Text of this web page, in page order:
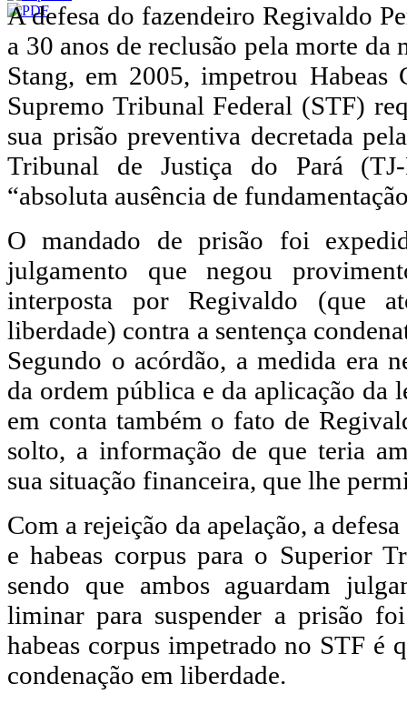
A defesa do fazendeiro Regivaldo
a 30 anos de reclusão pela morte
Stang, em 2005, impetrou Habeas
Supremo Tribunal Federal (STF)
sua prisão preventiva decretada
Tribunal de Justiça do Pará
“absoluta ausência de
O mandado de prisão foi
julgamento que negou
interposta por Regivaldo (que
liberdade) contra a sentença
Segundo o acórdão, a medida era
da ordem pública e da aplicação da
em conta também o fato de
solto, a informação de que teria
sua situação financeira, que lhe
Com a rejeição da apelação, a
e habeas corpus para o Superior
sendo que ambos aguardam
liminar para suspender a prisão
habeas corpus impetrado no STF é
condenação em liberdade.